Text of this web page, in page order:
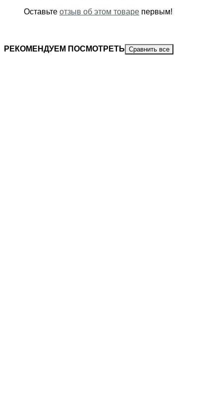
Оставьте отзыв об этом товаре первым!
РЕКОМЕНДУЕМ ПОСМОТРЕТЬ Сравнить все